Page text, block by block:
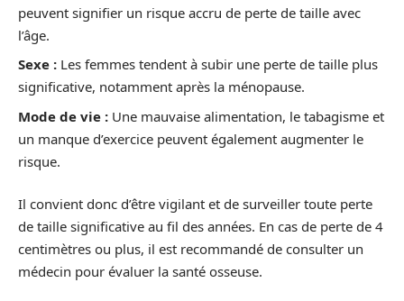
peuvent signifier un risque accru de perte de taille avec
l’âge.
Sexe : Les femmes tendent à subir une perte de taille plus
significative, notamment après la ménopause.
Mode de vie : Une mauvaise alimentation, le tabagisme et
un manque d’exercice peuvent également augmenter le
risque.
Il convient donc d’être vigilant et de surveiller toute perte
de taille significative au fil des années. En cas de perte de 4
centimètres ou plus, il est recommandé de consulter un
médecin pour évaluer la santé osseuse.